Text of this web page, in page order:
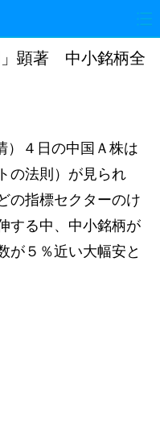
経済
写真
」顕著 中小銘柄全
）４日の中国Ａ株は
の法則）が見られ
の指標セクターのけ
する中、中小銘柄が
が５％近い大幅安と